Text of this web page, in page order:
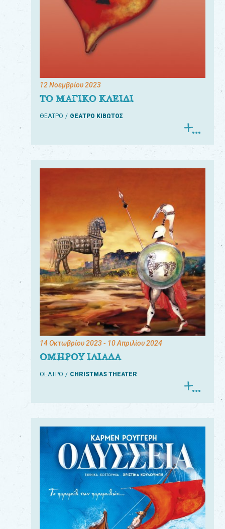
12 Νοεμβρίου 2023
ΤΟ ΜΑΓΙΚΟ ΚΛΕΙΔΙ
ΘΕΑΤΡΟ ΘΕΑΤΡΟ ΚΙΒΩΤΟΣ
14 Οκτωβρίου 2023- 10 Απριλίου 2024
ΟΜΗΡΟΥ ΙΛΙΑΔΑ
ΘΕΑΤΡΟ CHRISTMAS THEATER